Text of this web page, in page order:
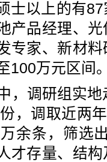
士以上的有
产品经理、
专家、新材
100万元区间
，调研组实
，调取近两
余条，筛选
才存量、结